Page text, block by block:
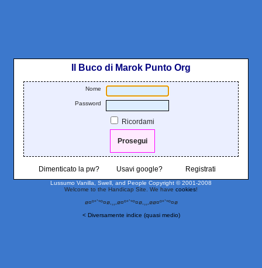
Il Buco di Marok Punto Org
Nome
Password
Ricordami
Dimenticato la pw? Usavi google? Registrati
Lussumo Vanilla, Swell, and People Copyright © 2001-2008
Welcome to the Handicap Site. We have cookies!
ø¤º°`°º¤ø,¸¸,ø¤º°`°º¤ø,¸¸,øø¤º°`°º¤ø
< Diversamente indice (quasi medio)